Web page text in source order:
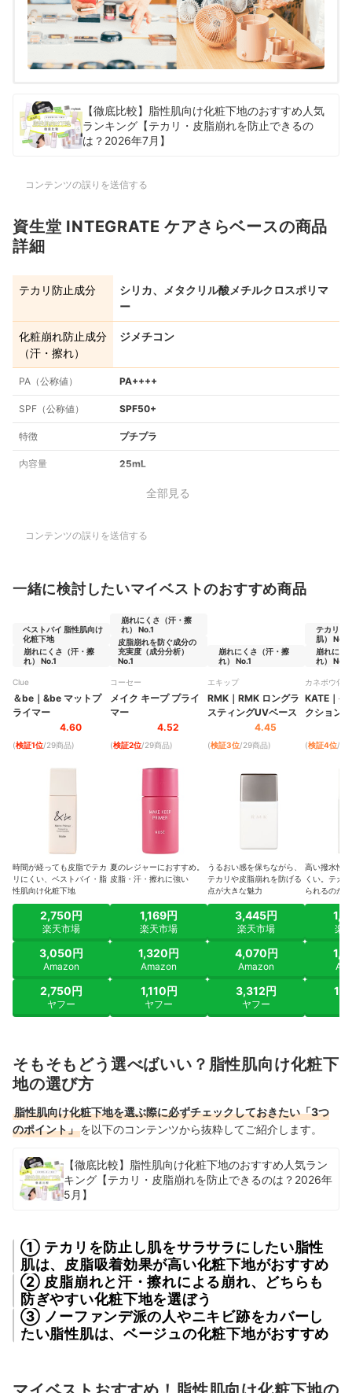
【徹底比較】脂性肌向け化粧下地のおすすめ人気
ランキング【テカリ・皮脂崩れを防止できるの
は？2026年7月】
コンテンツの誤りを送信する
資生堂 INTEGRATE ケアさらベースの商品
詳細
テカリ防止成分
シリカ、メタクリル酸メチルクロスポリマ
ー
化粧崩れ防止成分
（汗・擦れ）
ジメチコン
PA（公称値） PA++++
SPF（公称値） SPF50+
特徴 プチプラ
内容量 25mL
全部見る
コンテンツの誤りを送信する
一緒に検討したいマイベストのおすすめ商品
ベストバイ 脂性肌向け
化粧下地
崩れにくさ（汗・擦
れ） No.1
Clue
＆be ｜ &be マットプ
ライマー
4.60
(検証1位/29商品)
時間が経っても皮脂でテカ
リにくい、ベストバイ・脂
性肌向け化粧下地
2,750円
楽天市場
3,050円
Amazon
2,750円
ヤフー
崩れにくさ（汗・擦
れ） No.1
皮脂崩れを防ぐ成分の
充実度（成分分析）
No.1
コーセー
メイク キープ プライ
マー
4.52
(検証2位/29商品)
夏のレジャーにおすすめ。
皮脂・汗・擦れに強い
1,169円
楽天市場
1,320円
Amazon
1,110円
ヤフー
崩れにくさ（汗・擦
れ） No.1
エキップ
RMK ｜ RMK ロングラ
スティングUVベース
4.45
(検証3位/29商品)
うるおい感を保ちながら、
テカリや皮脂崩れを防げる
点が大きな魅力
3,445円
楽天市場
4,070円
Amazon
3,312円
ヤフー
テカリに
肌） No.1
崩れにく
れ） No.1
カネボウ化
KATE ｜ ケ
クション
(検証4位/29
高い撥水性
くい。テカ
られるのが
楽
そもそもどう選べばいい？脂性肌向け化粧下
地の選び方
脂性肌向け化粧下地を選ぶ際に必ずチェックしておきたい「3つ
のポイント」を以下のコンテンツから抜粋してご紹介します。
【徹底比較】脂性肌向け化粧下地のおすすめ人気ラン
キング【テカリ・皮脂崩れを防止できるのは？2026年
5月】
① テカリを防止し肌をサラサラにしたい脂性
肌は、皮脂吸着効果が高い化粧下地がおすすめ
② 皮脂崩れと汗・擦れによる崩れ、どちらも
防ぎやすい化粧下地を選ぼう
③ ノーファンデ派の人やニキビ跡をカバーし
たい脂性肌は、ベージュの化粧下地がおすすめ